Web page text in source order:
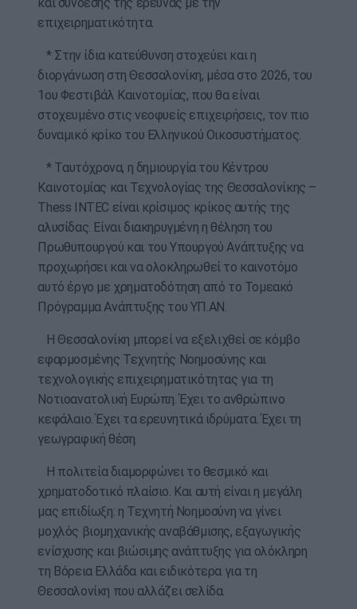
επιχειρηματικότητα.
* Στην ίδια κατεύθυνση στοχεύει και η
διοργάνωση στη Θεσσαλονίκη, μέσα στο 2026, του
1ου Φεστιβάλ Καινοτομίας, που θα είναι
στοχευμένο στις νεοφυείς επιχειρήσεις, τον πιο
δυναμικό κρίκο του Ελληνικού Οικοσυστήματος.
* Ταυτόχρονα, η δημιουργία του Κέντρου
Καινοτομίας και Τεχνολογίας της Θεσσαλονίκης –
Thess INTEC είναι κρίσιμος κρίκος αυτής της
αλυσίδας. Είναι διακηρυγμένη η θέληση του
Πρωθυπουργού και του Υπουργού Ανάπτυξης να
προχωρήσει και να ολοκληρωθεί το καινοτόμο
αυτό έργο με χρηματοδότηση από το Τομεακό
Πρόγραμμα Ανάπτυξης του ΥΠ.ΑΝ.
Η Θεσσαλονίκη μπορεί να εξελιχθεί σε κόμβο
εφαρμοσμένης Τεχνητής Νοημοσύνης και
τεχνολογικής επιχειρηματικότητας για τη
Νοτιοανατολική Ευρώπη. Έχει το ανθρώπινο
κεφάλαιο. Έχει τα ερευνητικά ιδρύματα. Έχει τη
γεωγραφική θέση.
Η πολιτεία διαμορφώνει το θεσμικό και
χρηματοδοτικό πλαίσιο. Και αυτή είναι η μεγάλη
μας επιδίωξη: η Τεχνητή Νοημοσύνη να γίνει
μοχλός βιομηχανικής αναβάθμισης, εξαγωγικής
ενίσχυσης και βιώσιμης ανάπτυξης για ολόκληρη
τη Βόρεια Ελλάδα και ειδικότερα για τη
Θεσσαλονίκη που αλλάζει σελίδα.